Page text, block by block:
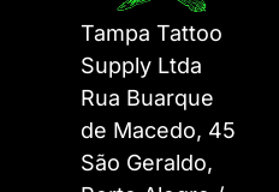
Tampa Tattoo
Supply Ltda
Rua Buarque
de Macedo, 45
São Geraldo,